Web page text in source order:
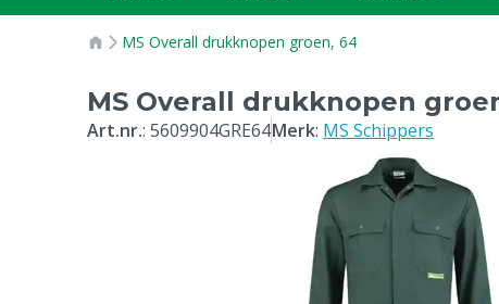
MS Overall drukknopen groen, 64
MS Overall drukknopen
Art.nr.: 5609904GRE64Merk: MS Schippers